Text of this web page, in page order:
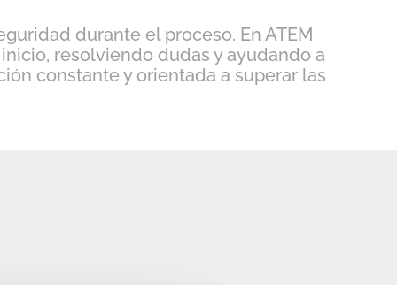
durante el proceso. En ATEM
resolviendo dudas y ayudando a
constante y orientada a superar las